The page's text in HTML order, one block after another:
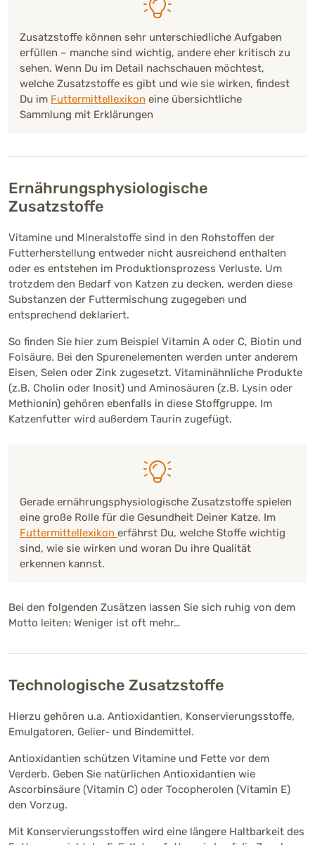
Zusatzstoffe können sehr unterschiedliche Aufgaben
erfüllen – manche sind wichtig, andere eher kritisch zu
sehen. Wenn Du im Detail nachschauen möchtest,
welche Zusatzstoffe es gibt und wie sie wirken, findest
Du im Futtermittellexikon eine übersichtliche
Sammlung mit Erklärungen
Ernährungsphysiologische
Zusatzstoffe
Vitamine und Mineralstoffe sind in den Rohstoffen der
Futterherstellung entweder nicht ausreichend enthalten
oder es entstehen im Produktionsprozess Verluste. Um
trotzdem den Bedarf von Katzen zu decken, werden diese
Substanzen der Futtermischung zugegeben und
entsprechend deklariert.
So finden Sie hier zum Beispiel Vitamin A oder C, Biotin und
Folsäure. Bei den Spurenelementen werden unter anderem
Eisen, Selen oder Zink zugesetzt. Vitaminähnliche Produkte
(z.B. Cholin oder Inosit) und Aminosäuren (z.B. Lysin oder
Methionin) gehören ebenfalls in diese Stoffgruppe. Im
Katzenfutter wird außerdem Taurin zugefügt.
Gerade ernährungsphysiologische Zusatzstoffe spielen
eine große Rolle für die Gesundheit Deiner Katze. Im
Futtermittellexikon erfährst Du, welche Stoffe wichtig
sind, wie sie wirken und woran Du ihre Qualität
erkennen kannst.
Bei den folgenden Zusätzen lassen Sie sich ruhig von dem
Motto leiten: Weniger ist oft mehr…
Technologische Zusatzstoffe
Hierzu gehören u.a. Antioxidantien, Konservierungsstoffe,
Emulgatoren, Gelier- und Bindemittel.
Antioxidantien schützen Vitamine und Fette vor dem
Verderb. Geben Sie natürlichen Antioxidantien wie
Ascorbinsäure (Vitamin C) oder Tocopherolen (Vitamin E)
den Vorzug.
Mit Konservierungsstoffen wird eine längere Haltbarkeit des